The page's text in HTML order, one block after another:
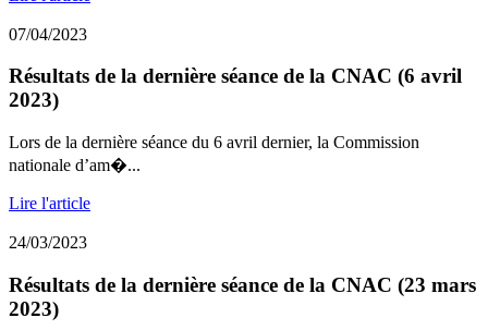
07/04/2023
Résultats de la dernière séance de la CNAC (6 avril
2023)
Lors de la dernière séance du 6 avril dernier, la Commission
nationale d’am�...
Lire l'article
24/03/2023
Résultats de la dernière séance de la CNAC (23 mars
2023)